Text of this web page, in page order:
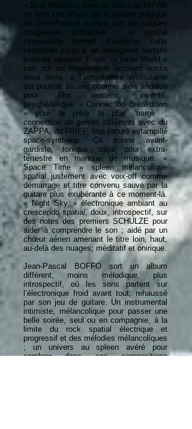
« Blue Nebula » avec un son à la JAPAN
en intro vite effacé par la guitare magique
de Jean-Pascal surfant sur les vagues
nuageuses ambiantes ; le synthé
minimaliste permet d’amplifier cette
sensation jusqu’à un amalgame samplé
pouvant rappeler ‘Furyo’. « Inner World »
part sur un mouvement ambiant bossa
nova lente, à l’atmosphère envoûtante
qui pourrait passer comme slow andalou
pour film western, inventif,
psychédélique. « Connection Breakdown
» pour la piste la plus ‘barge’ ;
connection de genres différents avec du
ZAPPA, du FRIPP, titre torturé estampillé
space-synth-trip. Ça sonne avant-
gardiste, tonique, tribal pour extra-
terrestre en manque de musique. «
Space Time » spleen mélancolique
spatial justement avec voix-off comme
démarrage et titre convenu sauvé par la
guitare plus exubérante à ce moment-là.
« Night Sky » électronique ambiant au
crescendo spatial, doux, introspectif, sur
des notes des premiers SCHULZE pour
aider à comprendre le son ; aidé par un
chœur aérien amenant le titre loin, haut,
au-delà des nuages; méditatif et onirique.
Jean-Pascal BOFFO sort un album
différent, moins mélodique, plus
introspectif, où les sons partent sur
l’électronique froid avant tout, rehaussé
par son jeu de guitare. Un instrumental
intimiste, mélancolique pour passer une
belle soirée, seul ou en compagnie, à la
limite du rock spatial électrique et
progressif et des mélodies mélancoliques
; un univers au spleen avéré pour
sombrer dans ses compositions